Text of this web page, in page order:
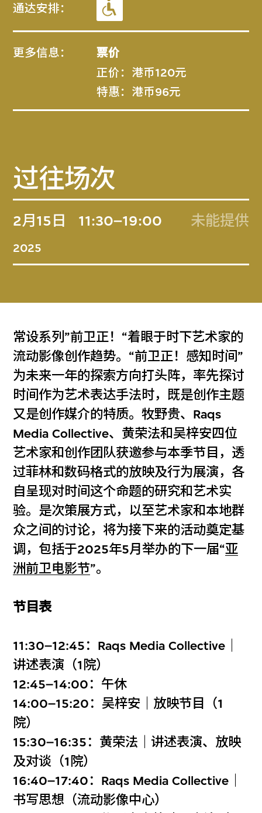
通达安排：
更多信息： 票价
正价：港币120元
特惠：港币96元
过往场次
2月15日
2025
11:30–19:00 未能提供
常设系列”前卫正！“着眼于时下艺术家的
流动影像创作趋势。“前卫正！感知时间”
为未来一年的探索方向打头阵，率先探讨
时间作为艺术表达手法时，既是创作主题
又是创作媒介的特质。牧野贵、Raqs
Media Collective、黄荣法和吴梓安四位
艺术家和创作团队获邀参与本季节目，透
过菲林和数码格式的放映及行为展演，各
自呈现对时间这个命题的研究和艺术实
验。是次策展方式，以至艺术家和本地群
众之间的讨论，将为接下来的活动奠定基
调，包括于2025年5月举办的下一届“亚
洲前卫电影节”。
节目表
11:30–12:45：Raqs Media Collective｜
讲述表演（1院）
12:45–14:00：午休
14:00–15:20：吴梓安｜放映节目（1
院）
15:30–16:35：黄荣法｜讲述表演、放映
及对谈（1院）
16:40–17:40：Raqs Media Collective｜
书写思想（流动影像中心）